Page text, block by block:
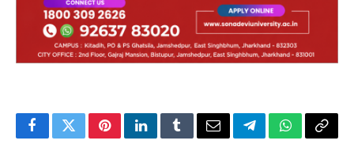
FacebookTwitterPinterestLinkedInTumblrEmailTelegramWhatsApp
Copy